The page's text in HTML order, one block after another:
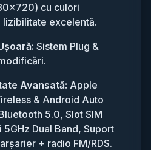
cu culori
lizibilitate excelentă.
Sistem Plug &
Avansată: Apple
& Android Auto
5.0, Slot SIM
5GHz Dual Band, Suport
+ radio FM/RDS.